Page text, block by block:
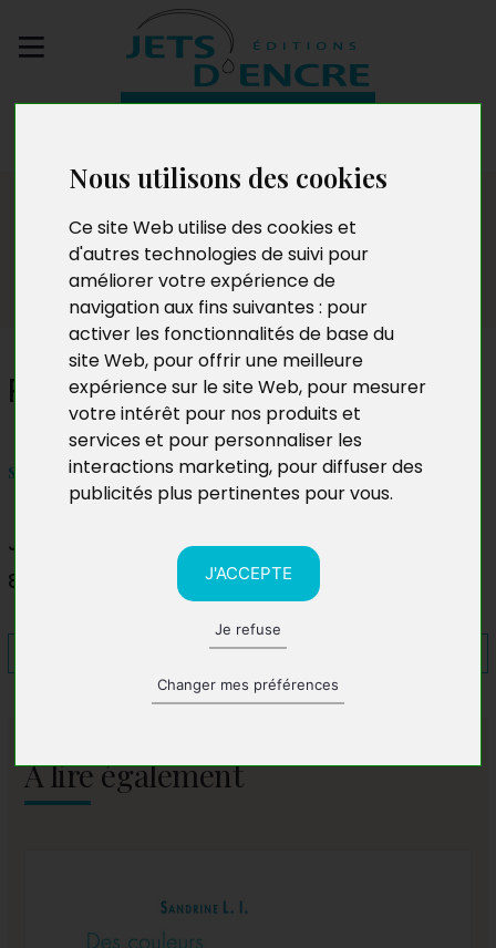
Nous utilisons des cookies
Ce site Web utilise des cookies et
d'autres technologies de suivi pour
améliorer votre expérience de
navigation aux fins suivantes : pour
activer les fonctionnalités de base du
site Web, pour offrir une meilleure
expérience sur le site Web, pour mesurer
votre intérêt pour nos produits et
services et pour personnaliser les
interactions marketing, pour diffuser des
publicités plus pertinentes pour vous.
J'ACCEPTE
Je refuse
Changer mes préférences
Salon
Richard Louis
samedi 9 et dimanche 10 juillet 2016
Journée du Livre de Sablet
84110 Sablet-en-Provence
A lire également